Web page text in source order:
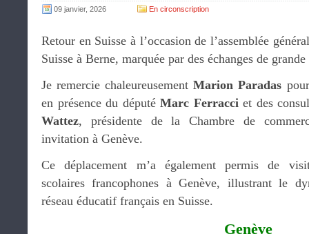
09 janvier, 2026 En circonscription
Retour en Suisse à l’occasion de l’assemblée
Suisse à Berne, marquée par des échanges de
Je remercie chaleureusementMarion Paradas
en présence du député Marc Ferracciet des
Wattez, présidente de la Chambre de
invitation à Genève.
Ce déplacement m’a également permis de
scolaires francophones à Genève, illustrant le
réseau éducatif français en Suisse.
Genève